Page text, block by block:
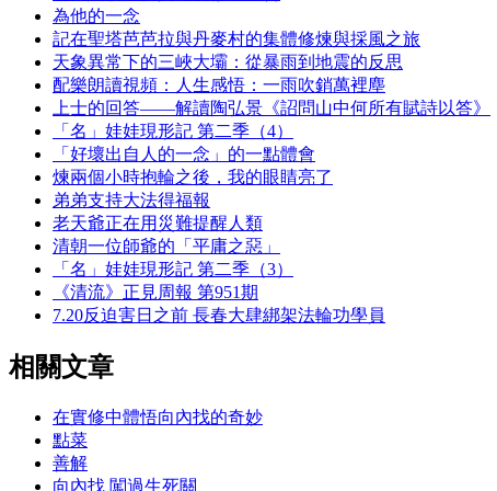
為他的一念
記在聖塔芭芭拉與丹麥村的集體修煉與採風之旅
天象異常下的三峽大壩：從暴雨到地震的反思
配樂朗讀視頻：人生感悟：一雨吹銷萬裡塵
上士的回答——解讀陶弘景《詔問山中何所有賦詩以答》
「名」娃娃現形記 第二季（4）
「好壞出自人的一念」的一點體會
煉兩個小時抱輪之後，我的眼睛亮了
弟弟支持大法得福報
老天爺正在用災難提醒人類
清朝一位師爺的「平庸之惡」
「名」娃娃現形記 第二季（3）
《清流》正見周報 第951期
7.20反迫害日之前 長春大肆綁架法輪功學員
相關文章
在實修中體悟向內找的奇妙
點菜
善解
向內找 闖過生死關